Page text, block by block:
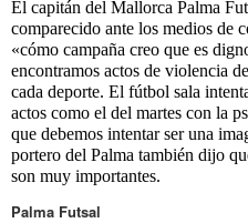
El capitán del Mallorca Palma
comparecido ante los medios de
«cómo campaña creo que es
encontramos actos de violencia
cada deporte. El fútbol sala
actos como el del martes con la
que debemos intentar ser una
portero del Palma también dijo
son muy importantes.
Palma Futsal